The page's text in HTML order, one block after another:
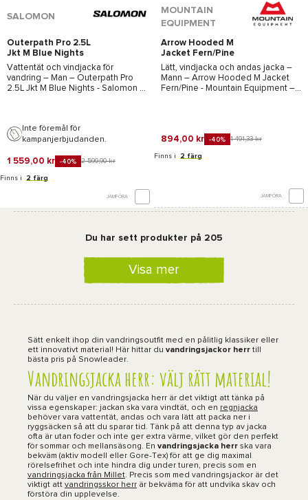
SALOMON
Outerpath Pro 2.5L
Jkt M Blue Nights
Vattentät och vindjacka för
vandring – Man – Outerpath Pro
2.5L Jkt M Blue Nights - Salomon –
Inte föremål för
kampanjerbjudanden.
1 559,00 kr -40% 2 599,90 kr
Finns i 2 färg
JÄMFÖRA
MOUNTAIN
EQUIPMENT
Arrow Hooded M
Jacket Fern/Pine
Lätt, vindjacka och andas jacka –
Mann – Arrow Hooded M Jacket
Fern/Pine - Mountain Equipment –
894,00 kr -40% 1 491,33 kr
Finns i 2 färg
JÄMFÖRA
Du har sett produkter på 205
Visa mer
Sätt enkelt ihop din vandringsoutfit med en pålitlig klassiker eller
ett innovativt material! Här hittar du vandringsjackor herr till
bästa pris på Snowleader.
Vandringsjacka herr: välj rätt material!
När du väljer en vandringsjacka herr är det viktigt att tänka på
vissa egenskaper: jackan ska vara vindtät, och en regnjacka
behöver vara vattentät, andas och vara lätt att packa ner i
ryggsäcken så att du sparar tid. Tänk på att denna typ av jacka
ofta är utan foder och inte ger extra värme, vilket gör den perfekt
för sommar och mellan­säsong. En vandringsjacka herr ska vara
bekväm (aktiv modell eller Gore-Tex) för att ge dig maximal
rörelsefrihet och inte hindra dig under turen, precis som en
vandringsjacka från Millet. Precis som med vandringsjackor är det
viktigt att vandringsskor herr är bekväma för att undvika skav och
förstöra din upplevelse.